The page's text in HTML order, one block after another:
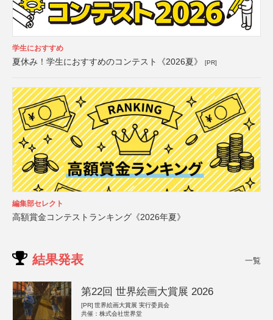
学生におすすめ
夏休み！学生におすすめのコンテスト《2026夏》 [PR]
編集部セレクト
高額賞金コンテストランキング《2026年夏》
結果発表 一覧
第22回 世界絵画大賞展 2026
[PR] 世界絵画大賞展 実行委員会
共催：株式会社世界堂